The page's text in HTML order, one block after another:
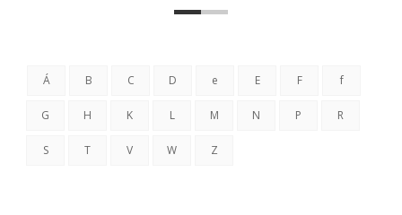
Á B C D e E F f
G H K L M N P R
S T V W Z